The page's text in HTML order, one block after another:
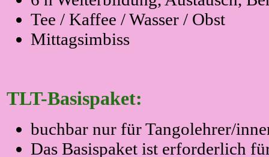
Tee / Kaffee / Wasser / Obst
Mittagsimbiss
TLT-Basispaket:
buchbar nur für Tangolehrer/
Das Basispaket ist erforderlich